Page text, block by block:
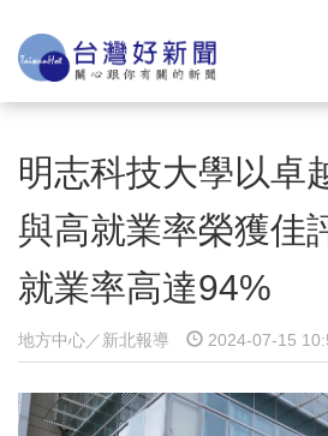
明志科技大學以卓
與高就業率榮獲
就業率高達94%
地方中心／新北報導 2024-07-15